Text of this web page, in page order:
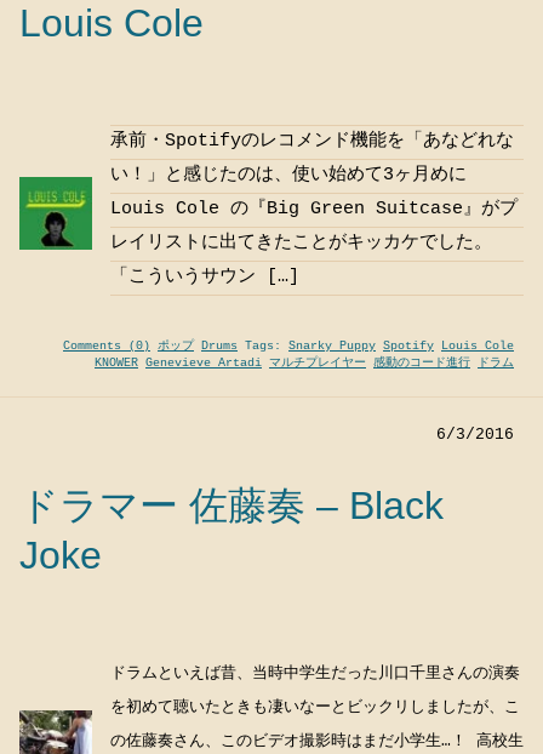
Louis Cole
承前・Spotifyのレコメンド機能を「あなどれな
い！」と感じたのは、使い始めて3ヶ月めに
Louis Cole の『Big Green Suitcase』がプ
レイリストに出てきたことがキッカケでした。
「こういうサウン […]
Comments (0) ポップ Drums Tags: Snarky Puppy Spotify
Louis Cole
KNOWER Genevieve Artadi マルチプレイヤー 感動のコード進行 ドラム
6/3/2016
ドラマー 佐藤奏 – Black
Joke
ドラムといえば昔、当時中学生だった川口千里さんの演奏
を初めて聴いたときも凄いなーとビックリしましたが、こ
の佐藤奏さん、このビデオ撮影時はまだ小学生…！ 高校生